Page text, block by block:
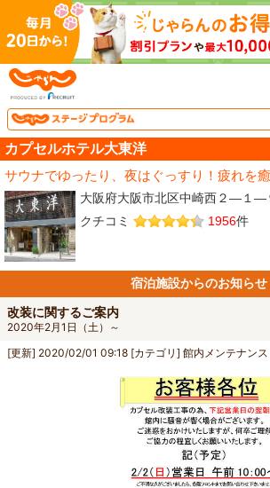
カプセルホテル大東洋
サウナでゆったり、夜はぐっすり！疲れを
大阪府大阪市北区中崎西２―１―
クチコミ
1956件
宿泊施設からのお知らせ
改装に関するご案内
2020年2月1日（土）～
[更新] 2020/02/01 09:18 [カテゴリ] 館内メンテナンス